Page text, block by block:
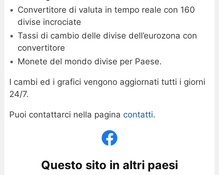
Convertitore di valuta in tempo reale con 160
divise incrociate
Tassi di cambio delle divise dell’eurozona con
convertitore
Monete del mondo divise per Paese.
I cambi ed i grafici vengono aggiornati tutti i giorni
24/7.
Puoi contattarci nella pagina contatti.
Questo sito in altri paesi